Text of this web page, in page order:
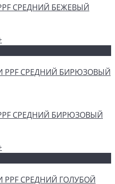
СРЕДНИЙ БЕЖЕВЫЙ
СРЕДНИЙ БИРЮЗОВЫЙ